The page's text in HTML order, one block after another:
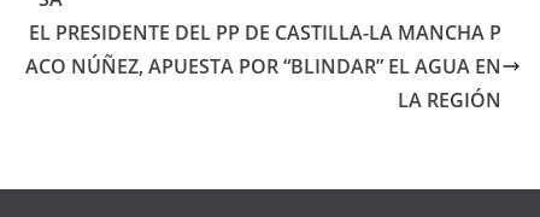
EL PRESIDENTE DEL PP DE CASTILLA-LA MANCHA P
ACO NÚÑEZ, APUESTA POR “BLINDAR” EL AGUA EN
LA REGIÓN